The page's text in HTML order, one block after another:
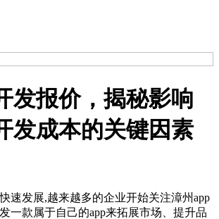
发报价，揭秘影响
发成本的关键因素
速发展,越来越多的企业开始关注漳州app
一款属于自己的app来拓展市场、提升品